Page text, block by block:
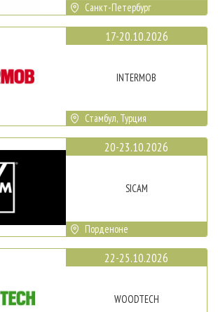
Санкт-Петербург
17-20.10.2026
INTERMOB
Стамбул, Турция
20-23.10.2026
SICAM
Порденоне
22-25.10.2026
WOODTECH